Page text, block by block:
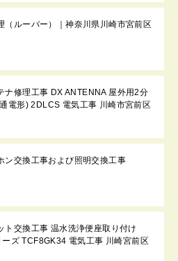
（ルーバー）｜神奈川県川崎市宮前区
ナ修理工事 DX ANTENNA 屋外用2分
電形) 2DLCS 電気工事 川崎市宮前区
ン交換工事および照明交換工事
ト交換工事 温水洗浄便座取り付け
ーズ TCF8GK34 電気工事 川崎宮前区